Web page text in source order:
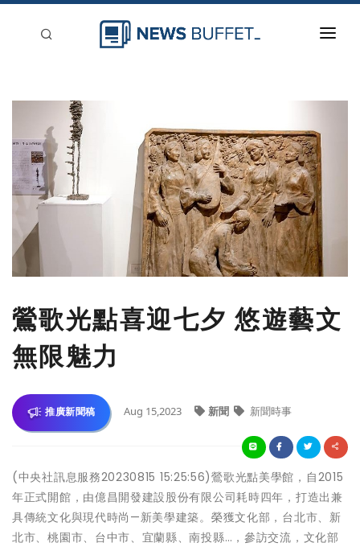
新聞稿分類
登入
刊登
鶯歌光點喜迎七夕 悠遊藝文
無限魅力
推廣新聞稿 Aug 15,2023 新聞 新聞時事
(中央社訊息服務20230815 15:25:56)鶯歌光點美學館，自2015
年正式開館，由億昌開發建設股份有限公司耗時四年，打造出兼
具傳統文化與現代時尚—新美學建築。榮獲文化部，台北市、新
北市、桃園市、台中市、宜蘭縣、南投縣…，參訪交流，文化部